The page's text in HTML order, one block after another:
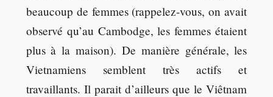
beaucoup de femmes (rappelez-vous, on avait
observé qu’au Cambodge, les femmes étaient
plus à la maison). De manière générale, les
Vietnamiens semblent très actifs et
travaillants. Il parait d’ailleurs que le Viêtnam